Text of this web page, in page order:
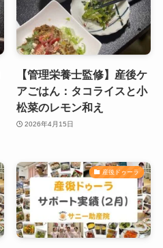
【管理栄養士監修】産後ケ
アごはん：タコライスと小
松菜のレモン和え
2026年4月15日
産後ドゥーラ